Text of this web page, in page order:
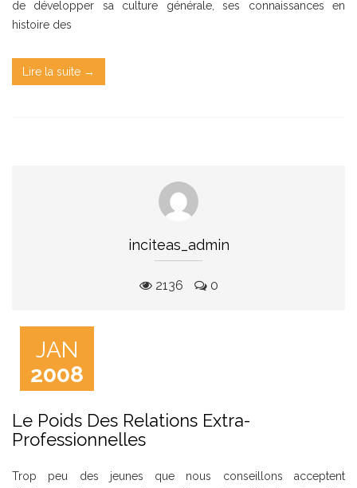
de développer sa culture générale, ses connaissances en
histoire des
Lire la suite →
inciteas_admin
2136 0
JAN
2008
Le Poids Des Relations Extra-
Professionnelles
Trop peu des jeunes que nous conseillons acceptent